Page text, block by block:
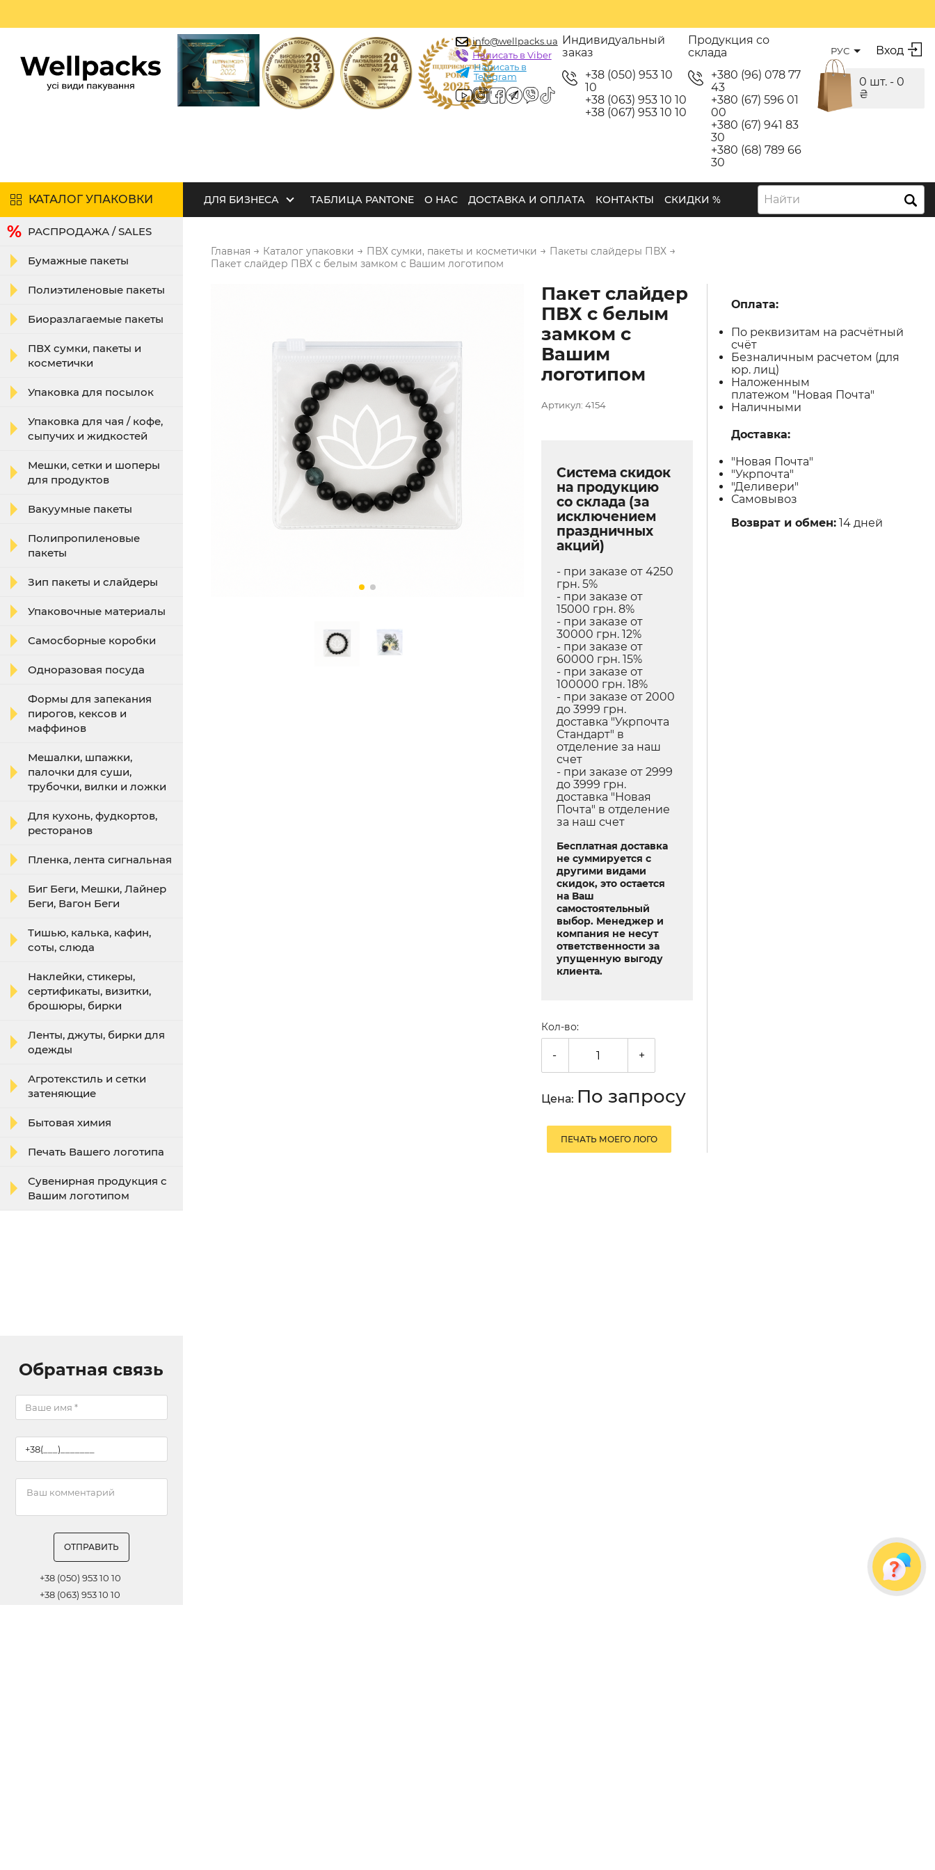
info@wellpacks.ua
Написать в Viber
Написать в
Telegram
Индивидуальный
заказ
+38 (050) 953 10
10
+38 (063) 953 10 10
+38 (067) 953 10 10
Продукция со
склада
+380 (96) 078 77
43
+380 (67) 596 01
00
+380 (67) 941 83
30
+380 (68) 789 66
30
РУС Вход
0 шт. - 0
₴
КАТАЛОГ УПАКОВКИ ДЛЯ БИЗНЕСА ТАБЛИЦА PANTONE О НАС ДОСТАВКА И ОПЛАТА КОНТАКТЫ СКИДКИ % Найти
РАСПРОДАЖА / SALES
Бумажные пакеты
Полиэтиленовые пакеты
Биоразлагаемые пакеты
ПВХ сумки, пакеты и
косметички
Упаковка для посылок
Упаковка для чая / кофе,
сыпучих и жидкостей
Мешки, сетки и шоперы
для продуктов
Вакуумные пакеты
Полипропиленовые
пакеты
Зип пакеты и слайдеры
Упаковочные материалы
Самосборные коробки
Одноразовая посуда
Формы для запекания
пирогов, кексов и
маффинов
Мешалки, шпажки,
палочки для суши,
трубочки, вилки и ложки
Для кухонь, фудкортов,
ресторанов
Пленка, лента сигнальная
Биг Беги, Мешки, Лайнер
Беги, Вагон Беги
Тишью, калька, кафин,
соты, слюда
Наклейки, стикеры,
сертификаты, визитки,
брошюры, бирки
Ленты, джуты, бирки для
одежды
Агротекстиль и сетки
затеняющие
Бытовая химия
Печать Вашего логотипа
Сувенирная продукция с
Вашим логотипом
Обратная связь
ОТПРАВИТЬ
+38 (050) 953 10 10
+38 (063) 953 10 10
Главная → Каталог упаковки → ПВХ сумки, пакеты и косметички → Пакеты слайдеры ПВХ →
Пакет слайдер ПВХ с белым замком с Вашим логотипом
Пакет слайдер
ПВХ с белым
замком с
Вашим
логотипом
Артикул: 4154
Система скидок
на продукцию
со склада (за
исключением
праздничных
акций)
- при заказе от 4250
грн. 5%
- при заказе от
15000 грн. 8%
- при заказе от
30000 грн. 12%
- при заказе от
60000 грн. 15%
- при заказе от
100000 грн. 18%
- при заказе от 2000
до 3999 грн.
доставка "Укрпочта
Стандарт" в
отделение за наш
счет
- при заказе от 2999
до 3999 грн.
доставка "Новая
Почта" в отделение
за наш счет
Бесплатная доставка
не суммируется с
другими видами
скидок, это остается
на Ваш
самостоятельный
выбор. Менеджер и
компания не несут
ответственности за
упущенную выгоду
клиента.
Кол-во:
- +
Цена: По запросу
ПЕЧАТЬ МОЕГО ЛОГО
Оплата:
По реквизитам на расчётный
счёт
Безналичным расчетом (для
юр. лиц)
Наложенным
платежом "Новая Почта"
Наличными
Доставка:
"Новая Почта"
"Укрпочта"
"Деливери"
Самовывоз
Возврат и обмен: 14 дней